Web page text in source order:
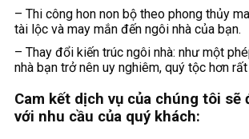
– Thi công hon non bộ theo phong thủy
tài lộc và may mắn đến ngôi nhà của bạn.
– Thay đổi kiến trúc ngôi nhà: như một
nhà bạn trở nên uy nghiêm, quý tộc hơn rất
Cam kết dịch vụ của chúng tôi sẽ
với nhu cầu của quý khách: